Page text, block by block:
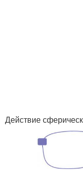
Действие